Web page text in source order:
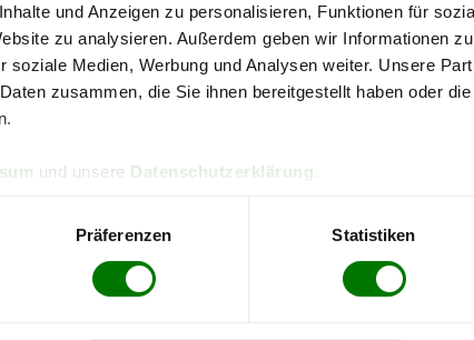
und Anzeigen zu personalisieren, Funktionen für
zu analysieren. Außerdem geben wir Informationen
soziale Medien, Werbung und Analysen weiter. Unsere
zusammen, die Sie ihnen bereitgestellt haben oder
und unsere Datenschutzerklärung
Präferenzen Statistiken
kostenlose
direkt online bestellen
aktuellen Stand